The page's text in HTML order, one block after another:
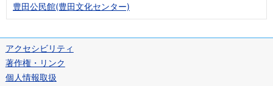
豊田公民館(豊田文化センター)
アクセシビリティ
著作権・リンク
個人情報取扱